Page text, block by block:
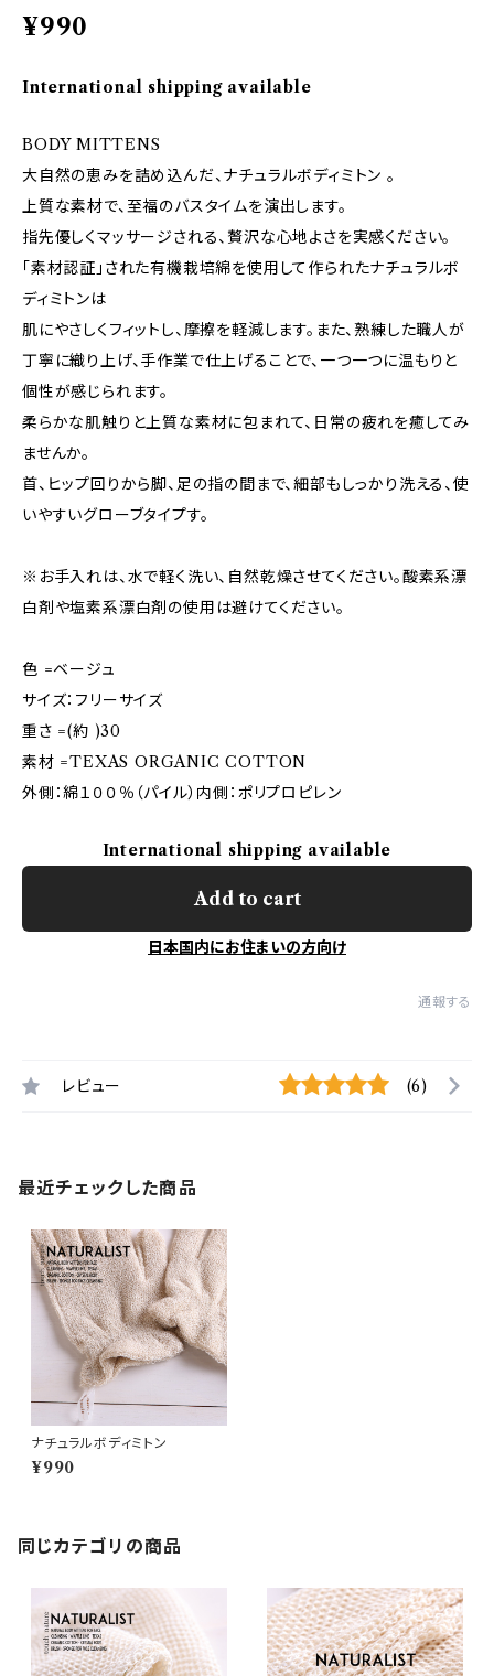
¥990
International shipping available
BODY MITTENS
大自然の恵みを詰め込んだ、ナチュラルボディミトン 。
上質な素材で、至福のバスタイムを演出します。
指先優しくマッサージされる、贅沢な心地よさを実感ください。
「素材認証」された有機栽培綿を使用して作られたナチュラルボ
ディミトンは
肌にやさしくフィットし、摩擦を軽減します。また、熟練した職人が
丁寧に織り上げ、手作業で仕上げることで、一つ一つに温もりと
個性が感じられます。
柔らかな肌触りと上質な素材に包まれて、日常の疲れを癒してみ
ませんか。
首、ヒップ回りから脚、足の指の間まで、細部もしっかり洗える、使
いやすいグローブタイプす。
※お手入れは、水で軽く洗い、自然乾燥させてください。酸素系漂
白剤や塩素系漂白剤の使用は避けてください。
色 =ベージュ
サイズ：フリーサイズ
重さ =(約 )30
素材 =TEXAS ORGANIC COTTON
外側：綿１００％（パイル）内側：ポリプロピレン
International shipping available
Add to cart
日本国内にお住まいの方向け
通報する
レビュー (6)
最近チェックした商品
ナチュラルボディミトン
¥990
同じカテゴリの商品